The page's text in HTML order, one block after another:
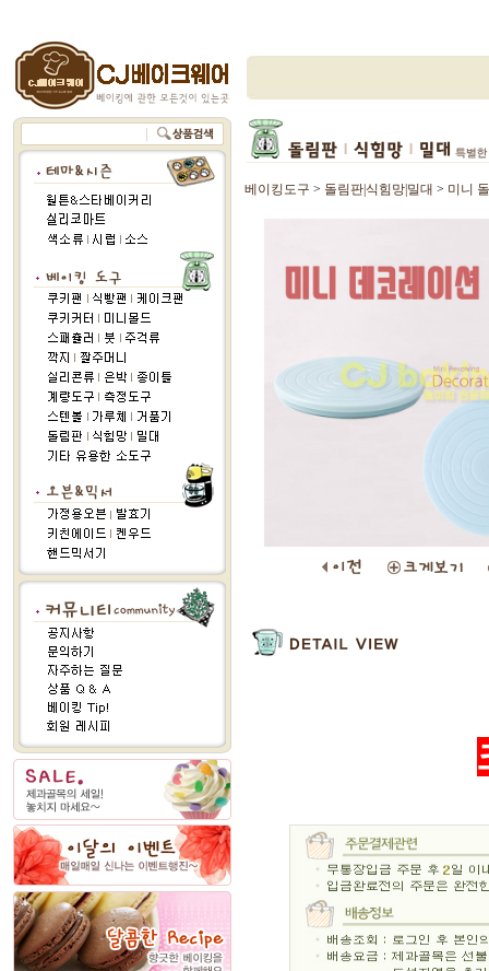
베이킹도구 > 돌림판|식힘망|밀대 > 미니